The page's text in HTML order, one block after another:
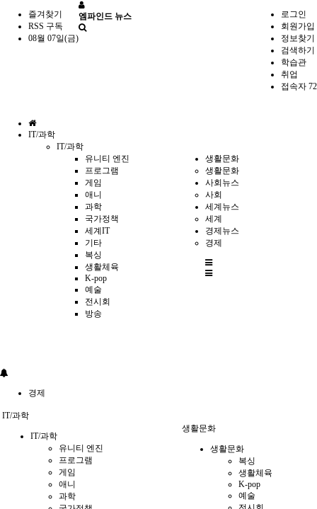
즐겨찾기
RSS 구독
08월 07일(금)
로그인
회원가입
정보찾기
검색하기
학습관
취업
접속자 72
엠파인드 뉴스
홈
으
IT/과학
IT/과학
유니티 엔진
프로그램
게임
애니
과학
국가정책
세계IT
기타
생활문화
생활문화
복싱
생활체육
K-pop
예술
전시회
방송
사회뉴스
사회
세계뉴스
세계
경제뉴스
경제
전
체
경제
IT/과학
IT/과학
유니티 엔진
프로그램
게임
애니
과학
생활문화
생활문화
복싱
생활체육
K-pop
예술